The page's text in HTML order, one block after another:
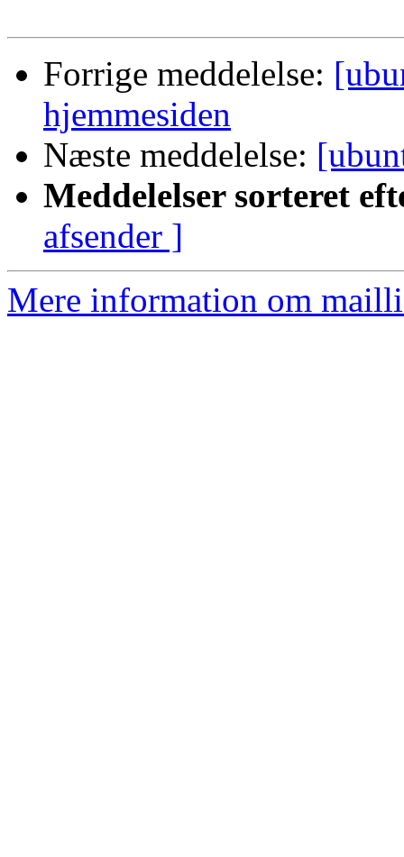
Forrige meddelelse:
hjemmesiden
Næste meddelelse:
Meddelelser sorteret
afsender ]
Mere information om